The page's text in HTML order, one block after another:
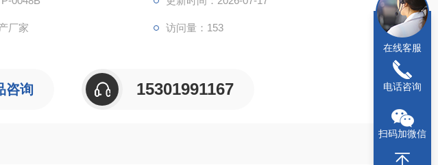
厂家 访问量：153
咨询 15301991167
在线客服
电话咨询
扫码加微信